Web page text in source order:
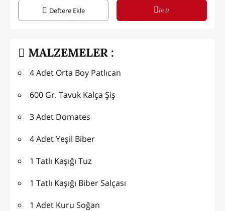
Deftere Ekle in it
MALZEMELER :
4 Adet Orta Boy Patlıcan
600 Gr. Tavuk Kalça Şiş
3 Adet Domates
4 Adet Yeşil Biber
1 Tatlı Kaşığı Tuz
1 Tatlı Kaşığı Biber Salçası
1 Adet Kuru Soğan